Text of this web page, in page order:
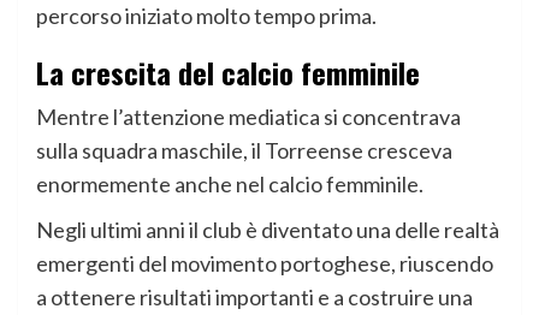
percorso iniziato molto tempo prima.
La crescita del calcio femminile
Mentre l’attenzione mediatica si concentrava
sulla squadra maschile, il Torreense cresceva
enormemente anche nel calcio femminile.
Negli ultimi anni il club è diventato una delle realtà
emergenti del movimento portoghese, riuscendo
a ottenere risultati importanti e a costruire una